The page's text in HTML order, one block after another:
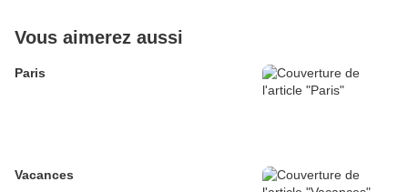
Vous aimerez aussi
Paris
Vacances